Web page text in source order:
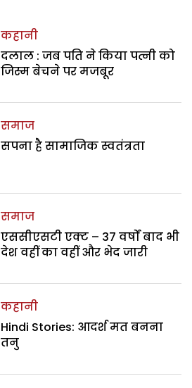
कहानी
दलाल : जब पति ने किया पत्नी को
जिस्म बेचने पर मजबूर
समाज
सपना है सामाजिक स्वतंत्रता
समाज
एससीएसटी एक्ट – 37 वर्षों बाद भी
देश वहीं का वहीं और भेद जारी
कहानी
Hindi Stories: आदर्श मत बनना
तनु